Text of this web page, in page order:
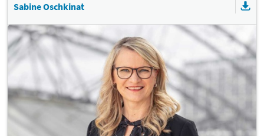
Sabine Oschkinat